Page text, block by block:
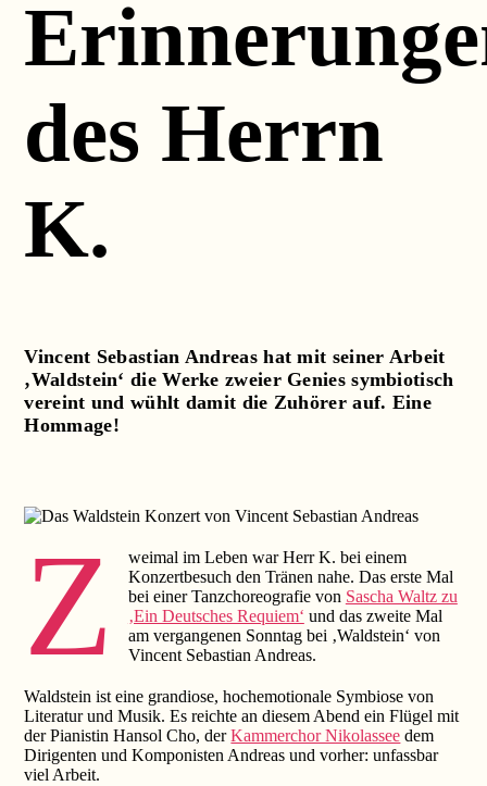
des Herrn
K.
Vincent Sebastian Andreas hat mit seiner Arbeit
‚Waldstein‘ die Werke zweier Genies symbiotisch
vereint und wühlt damit die Zuhörer auf. Eine
Hommage!
Z
weimal im Leben war Herr K. bei einem
Konzertbesuch den Tränen nahe. Das erste Mal
bei einer Tanzchoreografie von Sascha Waltz zu
‚Ein Deutsches Requiem‘ und das zweite Mal
am vergangenen Sonntag bei ‚Waldstein‘ von
Vincent Sebastian Andreas.
Waldstein ist eine grandiose, hochemotionale Symbiose von
Literatur und Musik. Es reichte an diesem Abend ein Flügel mit
der Pianistin Hansol Cho, derKammerchor Nikolassee dem
Dirigenten und Komponisten Andreas und vorher: unfassbar
viel Arbeit.